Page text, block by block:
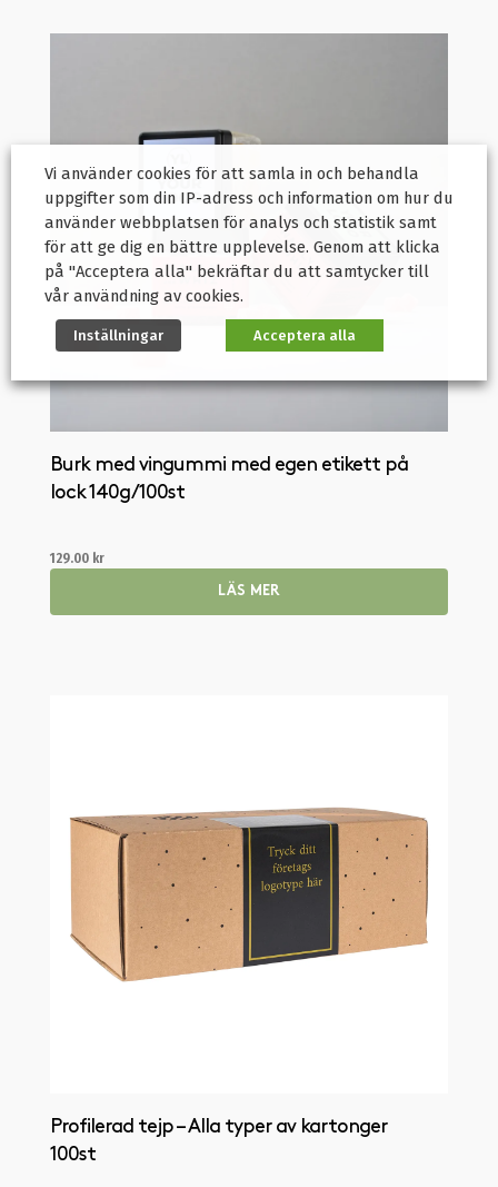
Burk med vingummi med egen etikett på
lock 140g / 100st
129.00 kr
LÄS MER
Profilerad tejp – Alla typer av kartonger
100st
Vi använder cookies för att samla in och behandla
uppgifter som din IP-adress och information om hur du
använder webbplatsen för analys och statistik samt
för att ge dig en bättre upplevelse. Genom att klicka
på "Acceptera alla" bekräftar du att samtycker till
vår användning av cookies.
Inställningar Acceptera alla